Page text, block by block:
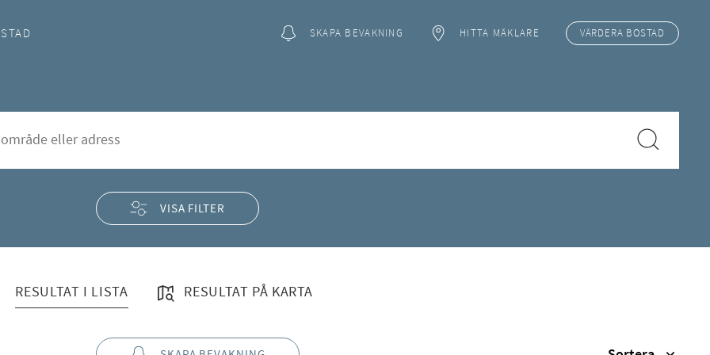
SKAPA BEVAKNING HITTA MÄKLARE VÄRDERA BOSTAD
(Område)"
VISA FILTER
RESULTAT I LISTA RESULTAT PÅ KARTA